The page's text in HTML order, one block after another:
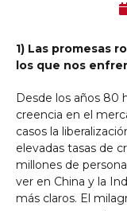
1) Las promesas
los que nos
Desde los años 80
creencia en el
casos la
elevadas tasas de
millones de
ver en China y la
más claros. El